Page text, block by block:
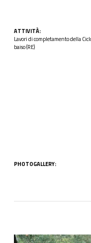
ATTIVITÀ:
Lavori di completamento della
baiso (RE)
PHOTOGALLERY: